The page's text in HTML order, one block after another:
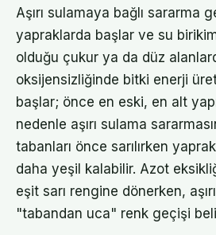
Aşırı sulamaya bağlı sararma
yapraklarda başlar ve su
olduğu çukur ya da düz
oksijensizliğinde bitki enerji
başlar; önce en eski, en alt
nedenle aşırı sulama
tabanları önce sarılırken
daha yeşil kalabilir. Azot
eşit sarı rengine dönerken,
"tabandan uca" renk geçişi